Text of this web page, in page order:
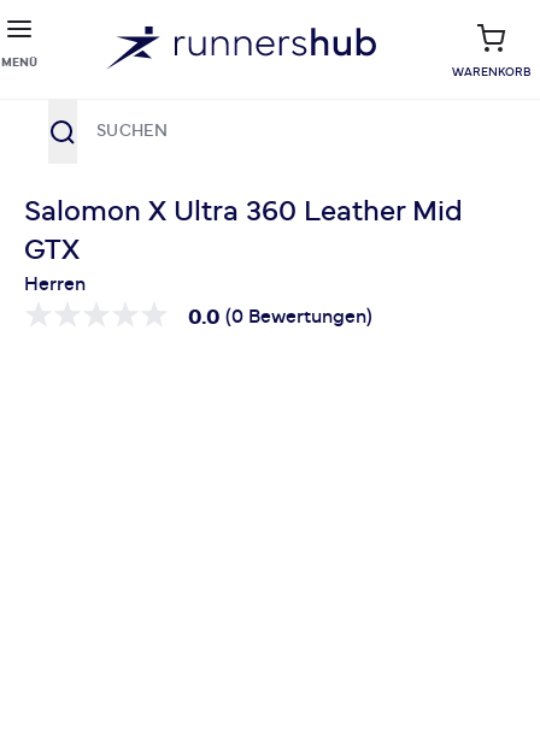
MENÜ
WARENKORB
Salomon X Ultra 360 Leather Mid
GTX
Herren
0.0 (0 Bewertungen)